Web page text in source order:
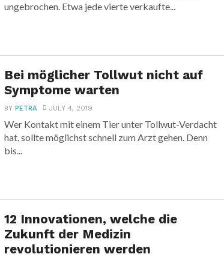
ungebrochen. Etwa jede vierte verkaufte...
Bei möglicher Tollwut nicht auf
Symptome warten
BYPETRA JULY 4, 2019
Wer Kontakt mit einem Tier unter Tollwut-Verdacht
hat, sollte möglichst schnell zum Arzt gehen. Denn
bis...
12 Innovationen, welche die
Zukunft der Medizin
revolutionieren werden